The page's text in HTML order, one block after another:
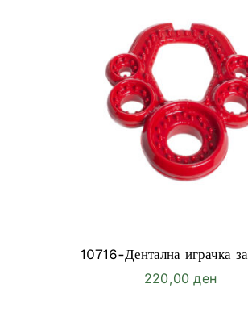
10716-Дентална играчка
220,00ден